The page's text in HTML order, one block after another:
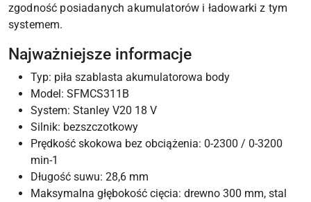
zgodność posiadanych akumulatorów i ładowarki z tym
systemem.
Najważniejsze informacje
Typ: piła szablasta akumulatorowa body
Model: SFMCS311B
System: Stanley V20 18 V
Silnik: bezszczotkowy
Prędkość skokowa bez obciążenia: 0-2300 / 0-3200
min-1
Długość suwu: 28,6 mm
Maksymalna głębokość cięcia: drewno 300 mm, stal